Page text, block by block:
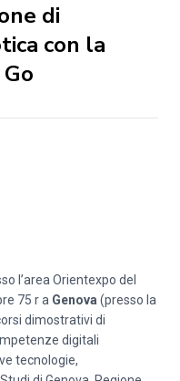
di
con la
l’area Orientexpo del
75 r a Genova (presso la
dimostrativi di
digitali
tecnologie,